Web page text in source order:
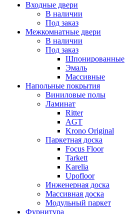
Входные двери
В наличии
Под заказ
Межкомнатные двери
В наличии
Под заказ
Шпонированные
Эмаль
Массивные
Напольные покрытия
Виниловые полы
Ламинат
Ritter
AGT
Krono Original
Паркетная доска
Focus Floor
Tarkett
Karelia
Upofloor
Инженерная доска
Массивная доска
Модульный паркет
Фурнитура